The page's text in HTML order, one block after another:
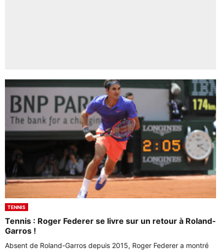
TENNIS
Tennis : Roger Federer se livre sur un retour à Roland-
Garros !
Absent de Roland-Garros depuis 2015, Roger Federer a montré